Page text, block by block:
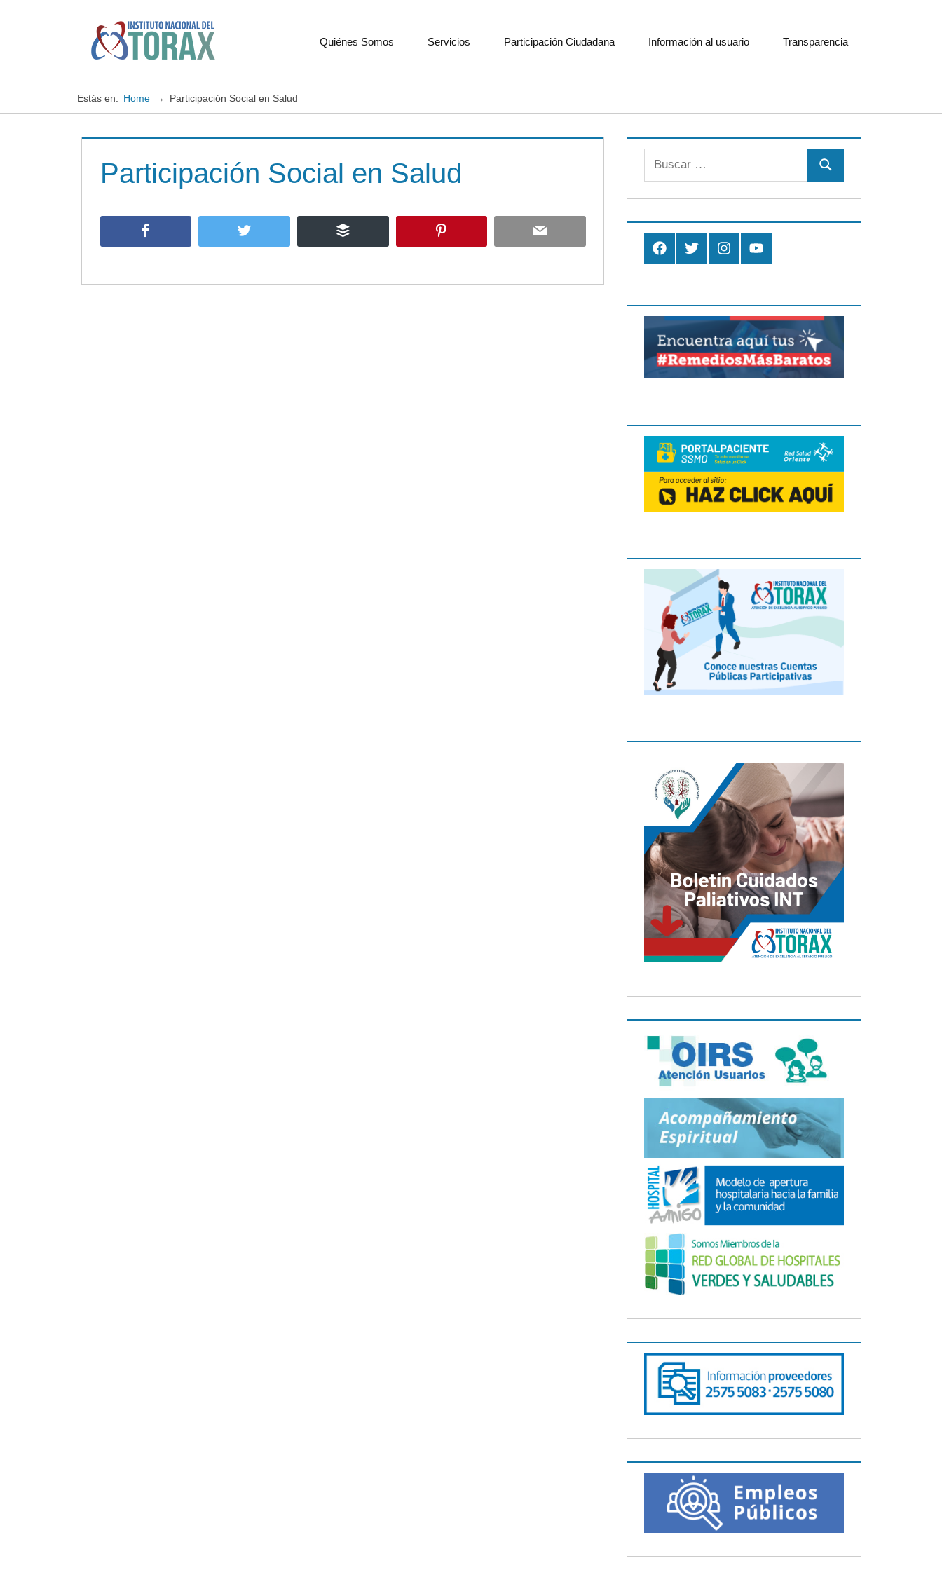
Instituto
Nacional
del
TORAX
Especialistas
cardiopulmonares
Quiénes Somos Servicios Participación Ciudadana Información al usuario Transparencia
Estás en: Home Participación Social en Salud
Participación Social en Salud
Twitter Buffer Email
Buscar:
Buscar
FacebookTwitter InstagramYoutube